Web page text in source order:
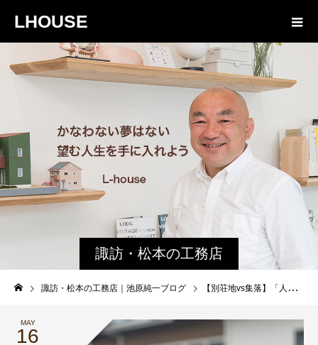
LHOUSE
諏訪・松本の工務店
の社長ブログ｜家族
物語８４３
諏訪・松本の工務店｜池原純一ブログ 【別荘地vs集落】「人間関係の煩わしさ」を、お金で買いますか？
MAY
16